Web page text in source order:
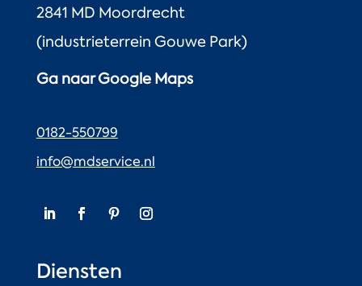
2841 MD Moordrecht
(industrieterrein Gouwe Park)
Ga naar Google Maps
0182-550799
info@mdservice.nl
Diensten